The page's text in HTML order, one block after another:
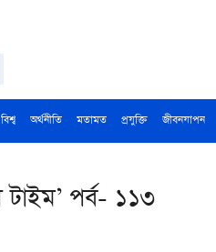
বিশ্ব অর্থনীতি মতামত প্রযুক্তি জীবনযাপন
টাইম’ পর্ব- ১১৩